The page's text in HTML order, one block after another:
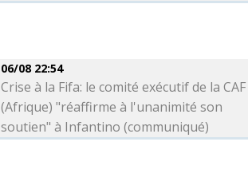
06/08 22:54
Crise à la Fifa: le comité exécutif de la CAF
(Afrique) "réaffirme à l'unanimité son
soutien" à Infantino (communiqué)